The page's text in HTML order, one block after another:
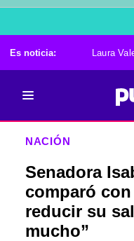
Es noticia: Laura
NACIÓN
Senadora
comparó
reducir su
mucho”